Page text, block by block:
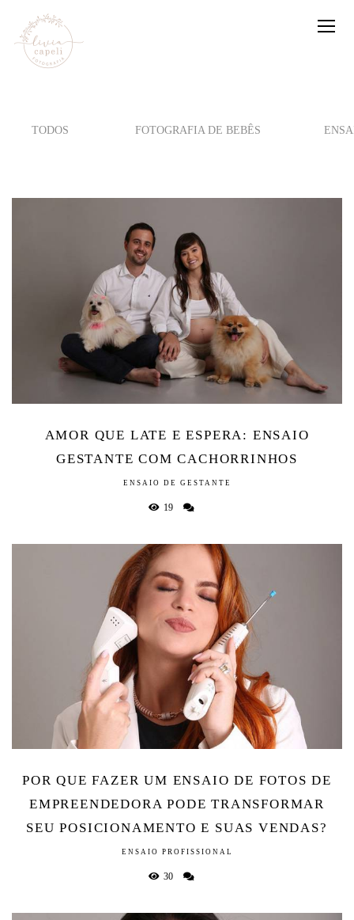
TODOS FOTOGRAFIA DE BEBÊS
AMOR QUE LATE E ESPERA: ENSAIO
GESTANTE COM CACHORRINHOS
ENSAIO DE GESTANTE
19
POR QUE FAZER UM ENSAIO DE FOTOS DE
EMPREENDEDORA PODE TRANSFORMAR
SEU POSICIONAMENTO E SUAS VENDAS?
ENSAIO PROFISSIONAL
30